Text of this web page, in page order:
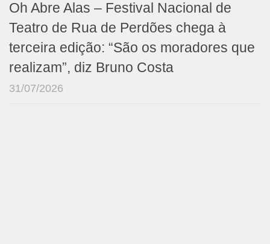
Oh Abre Alas – Festival Nacional de
Teatro de Rua de Perdões chega à
terceira edição: “São os moradores que
realizam”, diz Bruno Costa
31/07/2026